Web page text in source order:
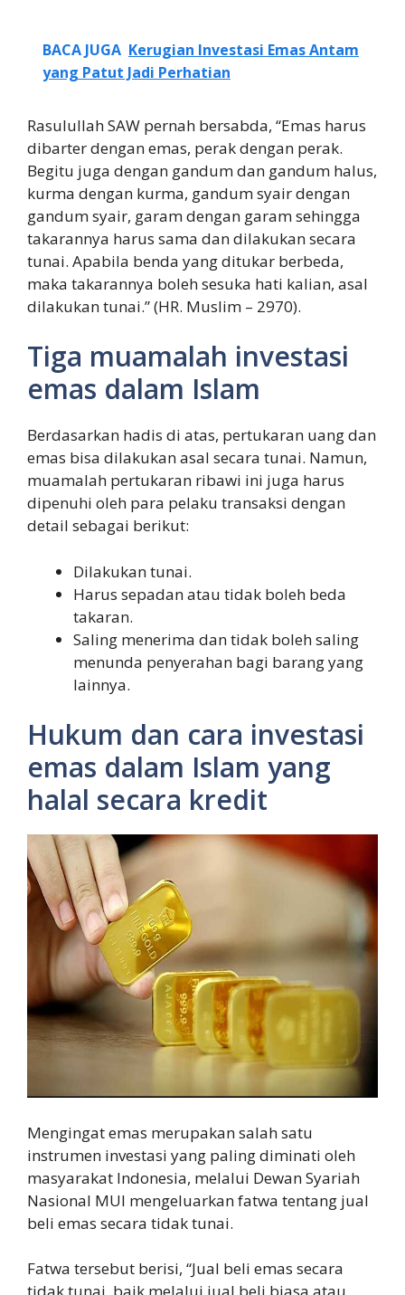
BACA JUGA Kerugian Investasi Emas Antam
yang Patut Jadi Perhatian
Rasulullah SAW pernah bersabda, “Emas harus
dibarter dengan emas, perak dengan perak.
Begitu juga dengan gandum dan gandum halus,
kurma dengan kurma, gandum syair dengan
gandum syair, garam dengan garam sehingga
takarannya harus sama dan dilakukan secara
tunai. Apabila benda yang ditukar berbeda,
maka takarannya boleh sesuka hati kalian, asal
dilakukan tunai.” (HR. Muslim – 2970).
Tiga muamalah investasi
emas dalam Islam
Berdasarkan hadis di atas, pertukaran uang dan
emas bisa dilakukan asal secara tunai. Namun,
muamalah pertukaran ribawi ini juga harus
dipenuhi oleh para pelaku transaksi dengan
detail sebagai berikut:
Dilakukan tunai.
Harus sepadan atau tidak boleh beda
takaran.
Saling menerima dan tidak boleh saling
menunda penyerahan bagi barang yang
lainnya.
Hukum dan cara investasi
emas dalam Islam yang
halal secara kredit
Mengingat emas merupakan salah satu
instrumen investasi yang paling diminati oleh
masyarakat Indonesia, melalui Dewan Syariah
Nasional MUI mengeluarkan fatwa tentang jual
beli emas secara tidak tunai.
Fatwa tersebut berisi, “Jual beli emas secara